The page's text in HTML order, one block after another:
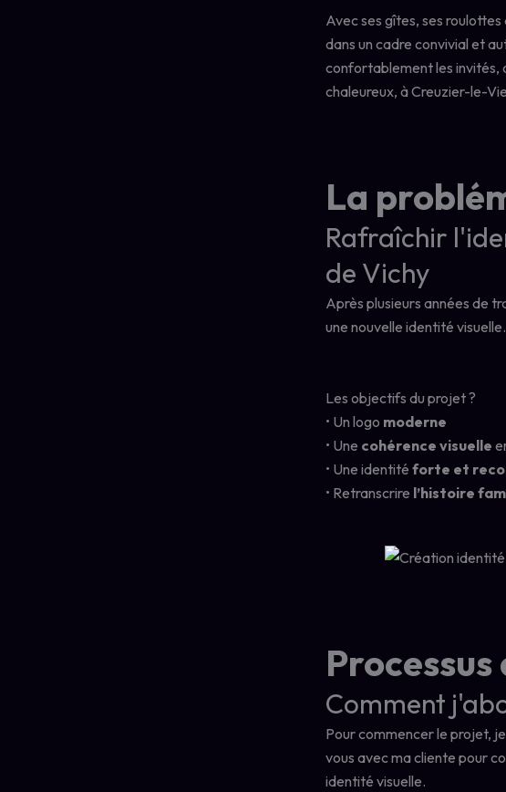
Avec ses gîtes, ses
dans un cadre convivial et
confortablement les invités,
chaleureux, à Creuzier-le-
La
Rafraîchir
de Vichy
Après plusieurs années de
une nouvelle identité visuelle.
Les objectifs du projet ?
• Un logo moderne
• Une cohérence visuelle
• Une identité forte et
• Retranscrire l’histoire
Comment
Pour commencer le projet,
vous avec ma cliente pour
identité visuelle.